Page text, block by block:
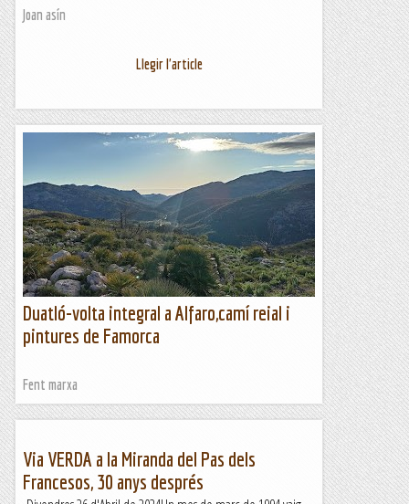
Joan asín
Llegir l'article
Duatló-volta integral a Alfaro,camí reial i
pintures de Famorca
Fent marxa
Via VERDA a la Miranda del Pas dels
Francesos, 30 anys després